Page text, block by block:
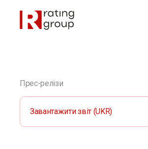
Прес-релізи
Завантажити звіт (UKR)